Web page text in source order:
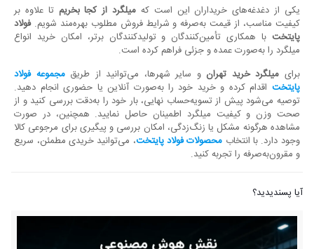
یکی از دغدغه‌های خریداران این است که میلگرد از کجا بخریم تا علاوه بر
کیفیت مناسب، از قیمت به‌صرفه و شرایط فروش مطلوب بهره‌مند شویم.فولاد
پایتخت با همکاری تأمین‌کنندگان و تولیدکنندگان برتر، امکان خرید انواع
میلگرد را به‌صورت عمده و جزئی فراهم کرده است.
برای میلگرد خرید تهران و سایر شهرها، می‌توانید از طریقمجموعه فولاد
پایتخت اقدام کرده و خرید خود را به‌صورت آنلاین یا حضوری انجام دهید.
توصیه می‌شود پیش از تسویه‌حساب نهایی، بار خود را به‌دقت بررسی کنید و از
صحت وزن و کیفیت میلگرد اطمینان حاصل نمایید. همچنین، در صورت
مشاهده هرگونه مشکل یا زنگ‌زدگی، امکان بررسی و پیگیری برای مرجوعی کالا
وجود دارد. با انتخاب محصولاتفولاد پایتخت، می‌توانید خریدی مطمئن، سریع
و مقرون‌به‌صرفه را تجربه کنید.
آیا پسندیدید؟